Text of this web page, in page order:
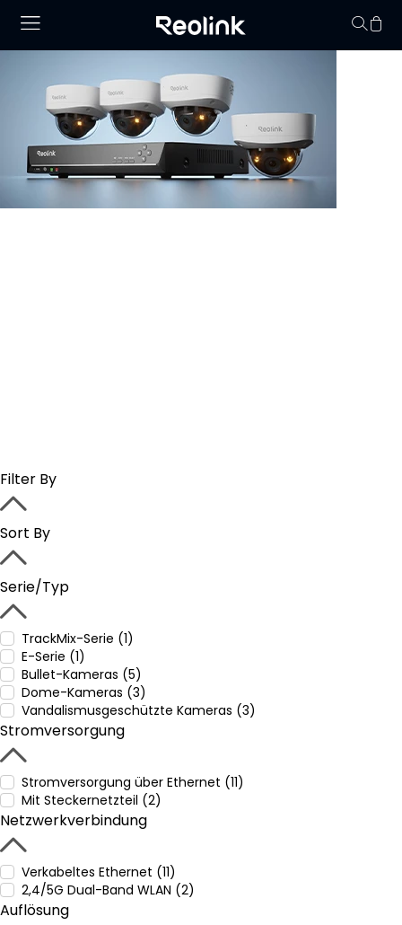
Filter By
Sort By
Serie/Typ
TrackMix-Serie (1)
E-Serie (1)
Bullet-Kameras (5)
Dome-Kameras (3)
Vandalismusgeschützte Kameras (3)
Stromversorgung
Stromversorgung über Ethernet (11)
Mit Steckernetzteil (2)
Netzwerkverbindung
Verkabeltes Ethernet (11)
2,4/5G Dual-Band WLAN (2)
Auflösung